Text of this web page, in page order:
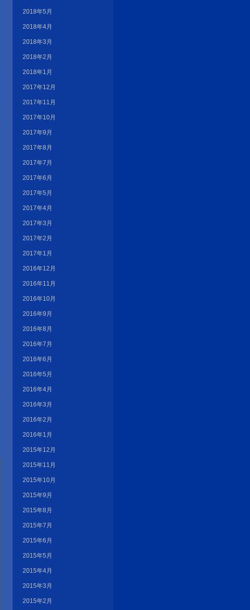
2018年5月
2018年4月
2018年3月
2018年2月
2018年1月
2017年12月
2017年11月
2017年10月
2017年9月
2017年8月
2017年7月
2017年6月
2017年5月
2017年4月
2017年3月
2017年2月
2017年1月
2016年12月
2016年11月
2016年10月
2016年9月
2016年8月
2016年7月
2016年6月
2016年5月
2016年4月
2016年3月
2016年2月
2016年1月
2015年12月
2015年11月
2015年10月
2015年9月
2015年8月
2015年7月
2015年6月
2015年5月
2015年4月
2015年3月
2015年2月